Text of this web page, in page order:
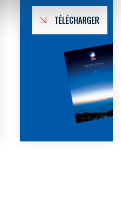
TÉLÉCHARGER